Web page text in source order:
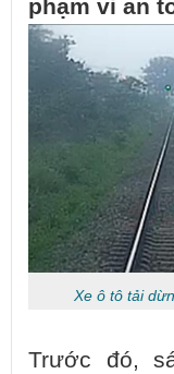
phạm vi an
Xe ô tô tải
Trước đó,